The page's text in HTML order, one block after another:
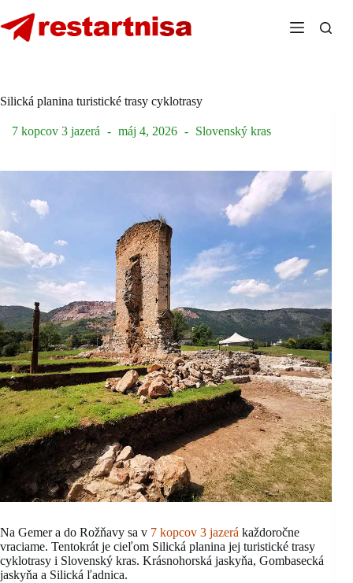
to
content
Silická planina turistické trasy cyklotrasy
7 kopcov 3 jazerá máj 4, 2026 Slovenský kras
Na Gemer a do Rožňavy sa v 7 kopcov 3 jazerá každoročne
vraciame. Tentokrát je cieľom Silická planina jej turistické trasy
cyklotrasy i Slovenský kras. Krásnohorská jaskyňa, Gombasecká
jaskyňa a Silická ľadnica.